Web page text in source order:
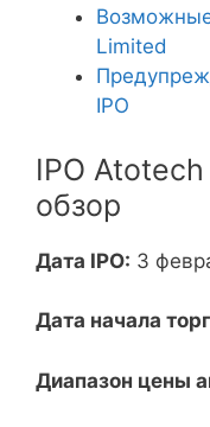
Limited
IPO
IPO
обзор
Дата IPO: 3
Дата начала
Диапазон цены